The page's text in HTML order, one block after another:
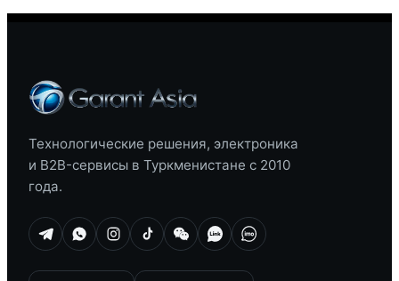
Технологические решения, электроника
и B2B-сервисы в Туркменистане с 2010
года.